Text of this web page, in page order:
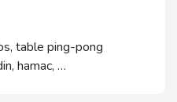
table ping-pong
hamac, …